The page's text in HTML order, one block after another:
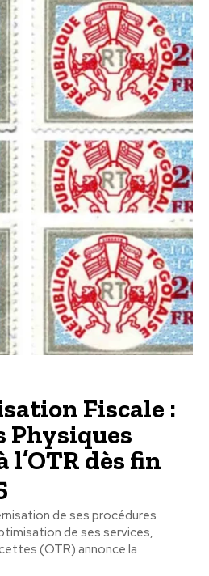
Fiscale :
Physiques
l’OTR dès fin
de ses procédures
de ses services,
(OTR) annonce la